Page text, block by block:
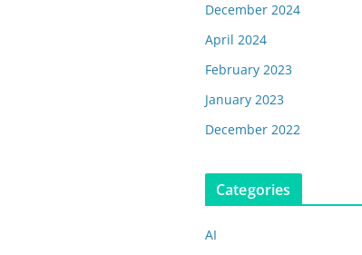
December 2024
April 2024
February 2023
January 2023
December 2022
Categories
AI